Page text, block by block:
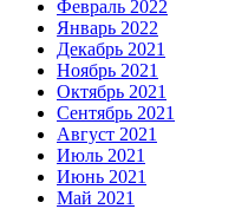
Февраль 2022
Январь 2022
Декабрь 2021
Ноябрь 2021
Октябрь 2021
Сентябрь 2021
Август 2021
Июль 2021
Июнь 2021
Май 2021